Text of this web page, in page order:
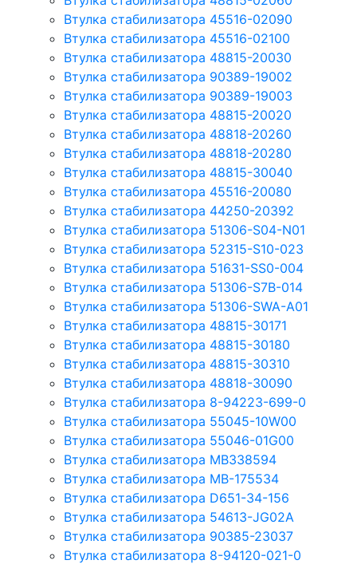
Втулка стабилизатора 45516-02090
Втулка стабилизатора 45516-02100
Втулка стабилизатора 48815-20030
Втулка стабилизатора 90389-19002
Втулка стабилизатора 90389-19003
Втулка стабилизатора 48815-20020
Втулка стабилизатора 48818-20260
Втулка стабилизатора 48818-20280
Втулка стабилизатора 48815-30040
Втулка стабилизатора 45516-20080
Втулка стабилизатора 44250-20392
Втулка стабилизатора 51306-S04-N01
Втулка стабилизатора 52315-S10-023
Втулка стабилизатора 51631-SS0-004
Втулка стабилизатора 51306-S7B-014
Втулка стабилизатора 51306-SWA-A01
Втулка стабилизатора 48815-30171
Втулка стабилизатора 48815-30180
Втулка стабилизатора 48815-30310
Втулка стабилизатора 48818-30090
Втулка стабилизатора 8-94223-699-0
Втулка стабилизатора 55045-10W00
Втулка стабилизатора 55046-01G00
Втулка стабилизатора MB338594
Втулка стабилизатора MB-175534
Втулка стабилизатора D651-34-156
Втулка стабилизатора 54613-JG02A
Втулка стабилизатора 90385-23037
Втулка стабилизатора 8-94120-021-0